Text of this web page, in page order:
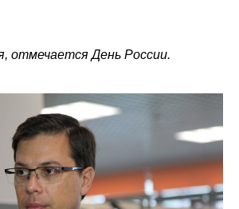
отмечается День России.